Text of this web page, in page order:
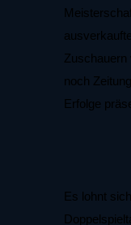
Zuschauern
noch
Erfolge
Es lohnt